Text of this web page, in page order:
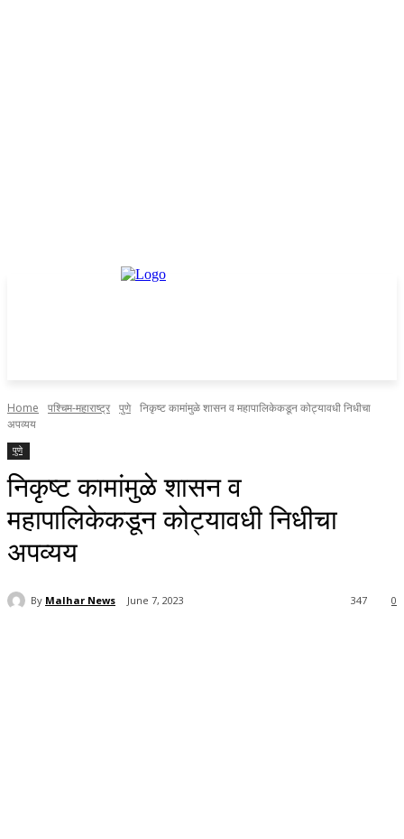
Home पश्चिम-महाराष्ट्र पुणे निकृष्ट कामांमुळे शासन व महापालिकेकडून कोट्यावधी निधीचा
अपव्यय
पुणे
निकृष्ट कामांमुळे शासन व
महापालिकेकडून कोट्यावधी निधीचा
अपव्यय
By Malhar News June 7, 2023 0
347